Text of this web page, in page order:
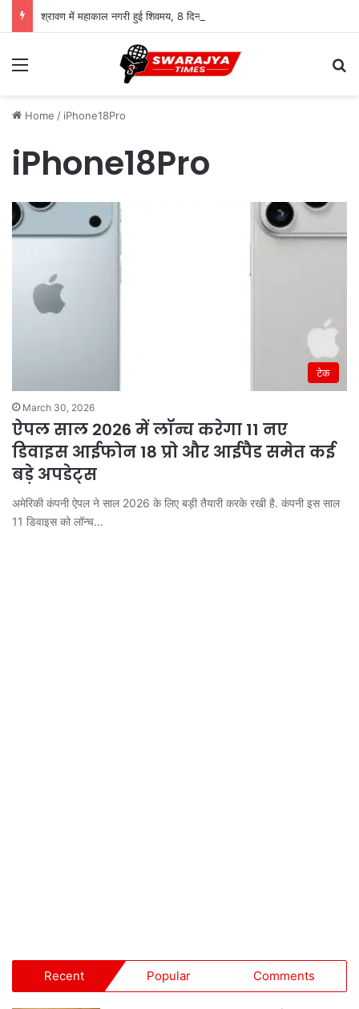
Menu
Home / iPhone18Pro
iPhone18Pro
टेक
March 30, 2026
ऐपल साल 2026 में लॉन्च करेगा 11 नए
डिवाइस आईफोन 18 प्रो और आईपैड समेत कई
बड़े अपडेट्स
अमेरिकी कंपनी ऐपल ने साल 2026 के लिए बड़ी तैयारी करके रखी है. कंपनी इस साल
11 डिवाइस को लॉन्च…
Recent Popular Comments